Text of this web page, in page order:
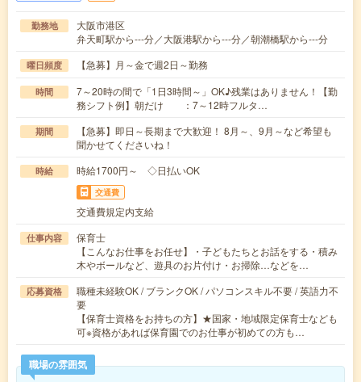
勤務地
大阪市港区
弁天町駅から---分／大阪港駅から---分／朝潮橋駅から---分
曜日頻度 【急募】月～金で週2日～勤務
時間
7～20時の間で「1日3時間～」OK♪残業はありません！【勤
務シフト例】朝だけ ：7～12時フルタ…
期間
【急募】即日～長期まで大歓迎！ 8月～、9月～など希望も
聞かせてくださいね！
時給 時給1700円～ ◇日払いOK
交通費
交通費規定内支給
仕事内容
保育士
【こんなお仕事をお任せ】・子どもたちとお話をする・積み
木やボールなど、遊具のお片付け・お掃除…などを…
応募資格
職種未経験OK / ブランクOK / パソコンスキル不要 / 英語力不
要
【保育士資格をお持ちの方】★国家・地域限定保育士なども
可※資格があれば保育園でのお仕事が初めての方も…
職場の雰囲気